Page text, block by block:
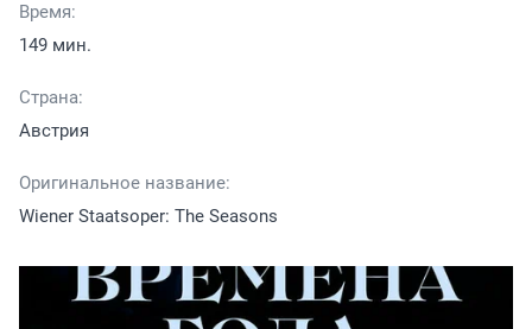
Время:
149 мин.
Страна:
Австрия
Оригинальное название:
Wiener Staatsoper: The Seasons